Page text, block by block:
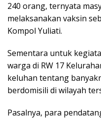
240 orang, ternyata
melaksanakan vaksin
Kompol Yuliati.
Sementara untuk
warga di RW 17
keluhan tentang
berdomisili di wilayah
Pasalnya, para